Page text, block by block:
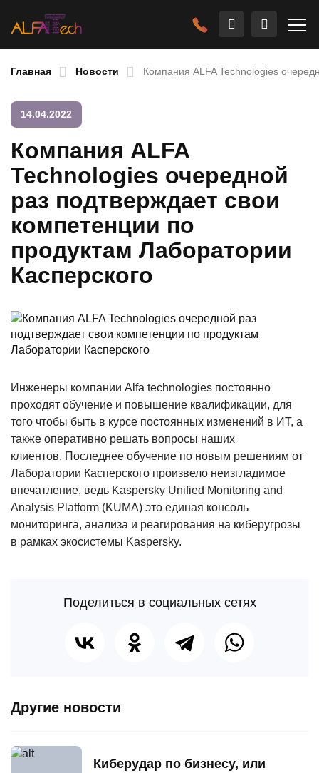
Главная Новости Компания ALFA Technologies
14.04.2022
Компания ALFA
Technologies очередной
раз подтверждает свои
компетенции по
продуктам Лаборатории
Касперского
Инженеры компании Alfa technologies постоянно
проходят обучение и повышение квалификации, для
того чтобы быть в курсе постоянных изменений в ИТ, а
также оперативно решать вопросы наших
клиентов. Последнее обучение по новым решениям от
Лаборатории Касперского произвело неизгладимое
впечатление, ведь Kaspersky Unified Monitoring and
Analysis Platform (KUMA) это единая консоль
мониторинга, анализа и реагирования на киберугрозы
в рамках экосистемы Kaspersky.
Поделиться в социальных сетях
Другие новости
Киберудар по бизнесу, или